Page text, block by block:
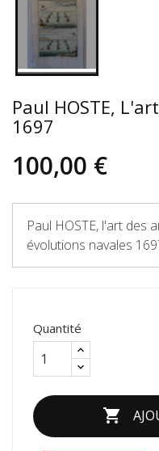
Paul HOSTE,
1697
100,00 €
Paul HOSTE, l'art des
évolutions navales
Quantité
